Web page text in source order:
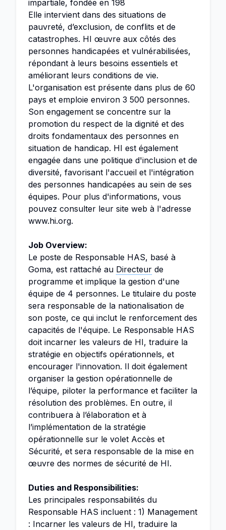
impartiale, fondée en 198
Elle intervient dans des situations de
pauvreté, d’exclusion, de conflits et de
catastrophes. HI œuvre aux côtés des
personnes handicapées et vulnérabilisées,
répondant à leurs besoins essentiels et
améliorant leurs conditions de vie.
L'organisation est présente dans plus de 60
pays et emploie environ 3 500 personnes.
Son engagement se concentre sur la
promotion du respect de la dignité et des
droits fondamentaux des personnes en
situation de handicap. HI est également
engagée dans une politique d'inclusion et de
diversité, favorisant l'accueil et l'intégration
des personnes handicapées au sein de ses
équipes. Pour plus d'informations, vous
pouvez consulter leur site web à l'adresse
www.hi.org.
Job Overview:
Le poste de Responsable HAS, basé à
Goma, est rattaché au Directeur de
programme et implique la gestion d'une
équipe de 4 personnes. Le titulaire du poste
sera responsable de la nationalisation de
son poste, ce qui inclut le renforcement des
capacités de l'équipe. Le Responsable HAS
doit incarner les valeurs de HI, traduire la
stratégie en objectifs opérationnels, et
encourager l'innovation. Il doit également
organiser la gestion opérationnelle de
l’équipe, piloter la performance et faciliter la
résolution des problèmes. En outre, il
contribuera à l’élaboration et à
l’implémentation de la stratégie
opérationnelle sur le volet Accès et
Sécurité, et sera responsable de la mise en
œuvre des normes de sécurité de HI.
Duties and Responsibilities:
Les principales responsabilités du
Responsable HAS incluent : 1) Management
: Incarner les valeurs de HI, traduire la